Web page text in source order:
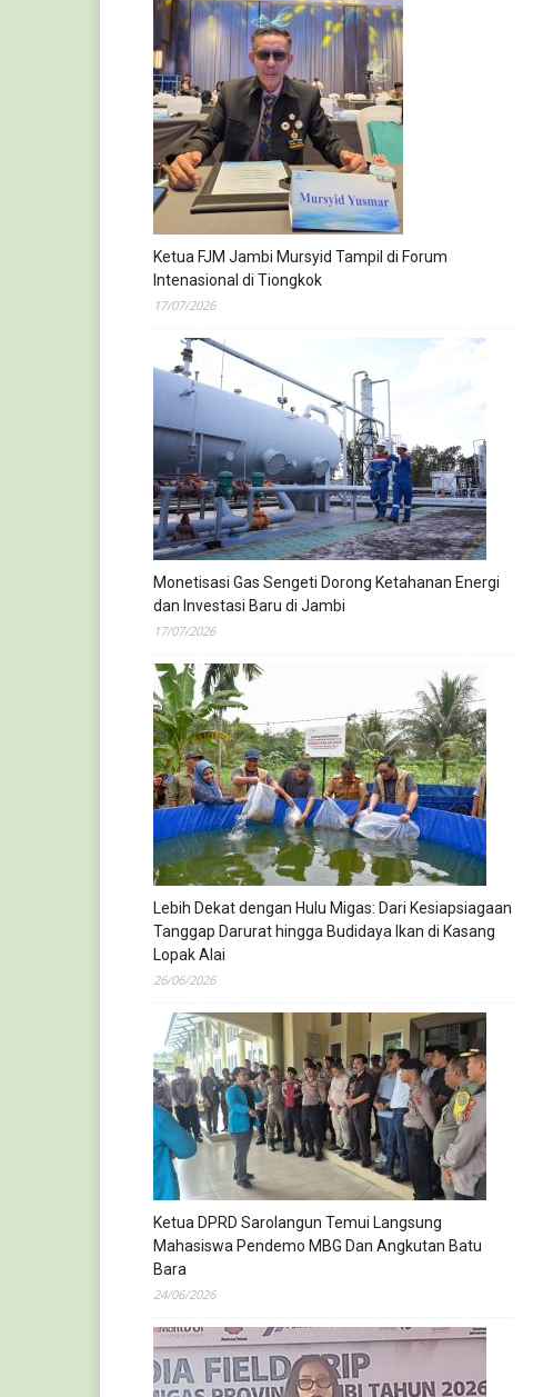
Ketua FJM Jambi Mursyid Tampil di Forum
Intenasional di Tiongkok
17/07/2026
Monetisasi Gas Sengeti Dorong Ketahanan Energi
dan Investasi Baru di Jambi
17/07/2026
Lebih Dekat dengan Hulu Migas: Dari Kesiapsiagaan
Tanggap Darurat hingga Budidaya Ikan di Kasang
Lopak Alai
26/06/2026
Ketua DPRD Sarolangun Temui Langsung
Mahasiswa Pendemo MBG Dan Angkutan Batu
Bara
24/06/2026